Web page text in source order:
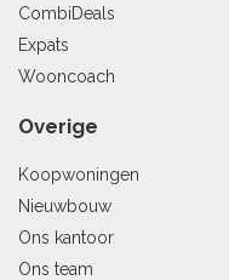
CombiDeals
Expats
Wooncoach
Overige
Koopwoningen
Nieuwbouw
Ons kantoor
Ons team